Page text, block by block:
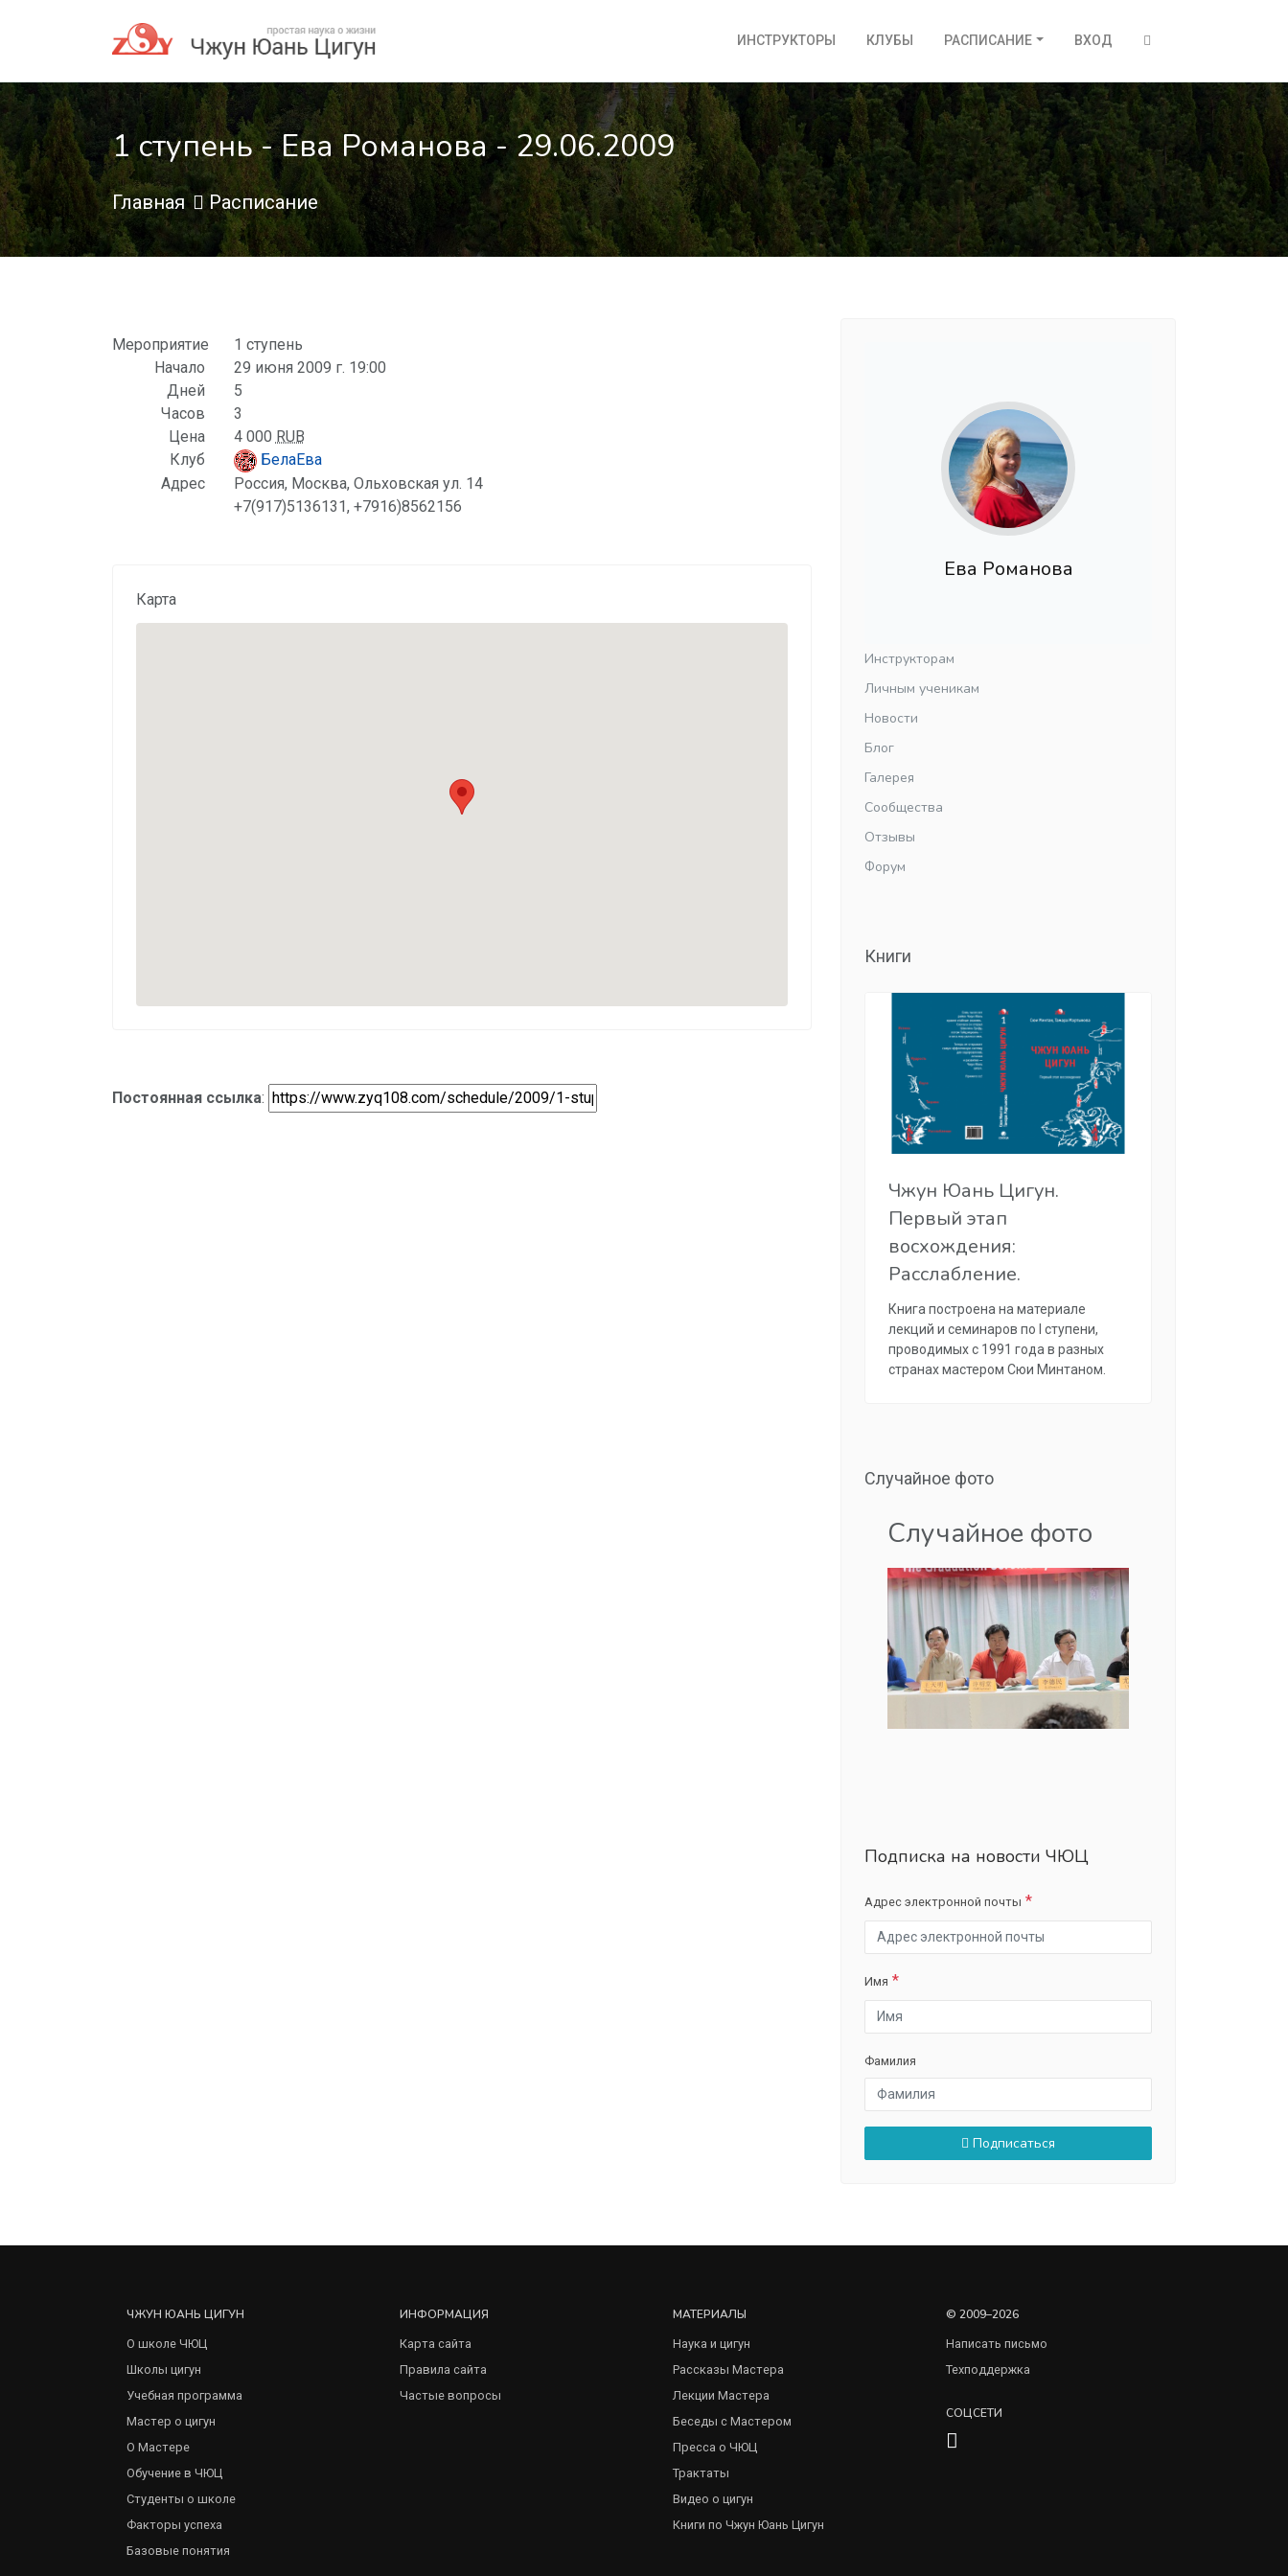
ИНСТРУКТОРЫ КЛУБЫ РАСПИСАНИЕ ВХОД
1 ступень - Ева Романова - 29.06.2009
Главная Расписание
Мероприятие
1 ступень
Начало
29 июня 2009 г. 19:00
Дней
5
Часов
3
Цена
4 000 RUB
Клуб
БелаЕва
Адрес
Россия, Москва, Ольховская ул. 14
+7(917)5136131, +7916)8562156
Карта
Постоянная ссылка:
Ева Романова
Инструкторам
Личным ученикам
Новости
Блог
Галерея
Сообщества
Отзывы
Форум
Книги
Чжун Юань Цигун.
Первый этап
восхождения:
Расслабление.
Книга построена на материале
лекций и семинаров по I ступени,
проводимых с 1991 года в разных
странах мастером Сюи Минтаном.
Случайное фото
Случайное фото
Подписка на новости ЧЮЦ
Адрес электронной почты
Имя
Фамилия
Подписаться
ЧЖУН ЮАНЬ ЦИГУН
О школе ЧЮЦ
Школы цигун
Учебная программа
Мастер о цигун
О Мастере
Обучение в ЧЮЦ
Студенты о школе
Факторы успеха
Базовые понятия
ИНФОРМАЦИЯ
Карта сайта
Правила сайта
Частые вопросы
МАТЕРИАЛЫ
Наука и цигун
Рассказы Мастера
Лекции Мастера
Беседы с Мастером
Пресса о ЧЮЦ
Трактаты
Видео о цигун
Книги по Чжун Юань Цигун
© 2009–2026
Написать письмо
Техподдержка
СОЦСЕТИ